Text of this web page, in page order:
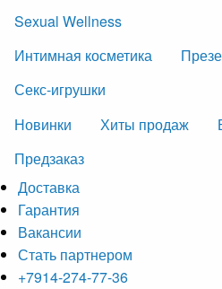
Sexual Wellness
Интимная косметика
Секс-игрушки
Новинки
Хиты продаж
Предзаказ
Доставка
Гарантия
Вакансии
Стать партнером
+7914-274-77-36